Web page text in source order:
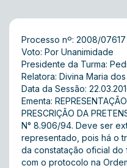
Processo nº: 2008/07617
Voto: Por Unanimidade
Presidente da Turma:
Relatora: Divina Maria
Data da Sessão:
Ementa:
PRESCRIÇÃO DA
N° 8.906/94. Deve ser
representado, pois há o
da constatação oficial
com o protocolo na